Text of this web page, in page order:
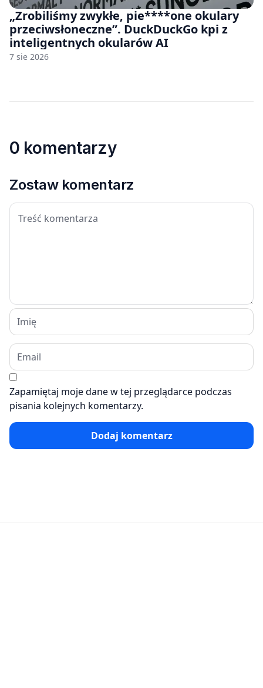
„Zrobiliśmy zwykłe, pie****one okulary
przeciwsłoneczne”. DuckDuckGo kpi z
inteligentnych okularów AI
7 sie 2026
0 komentarzy
Zostaw komentarz
Zapamiętaj moje dane w tej przeglądarce podczas
pisania kolejnych komentarzy.
Dodaj komentarz